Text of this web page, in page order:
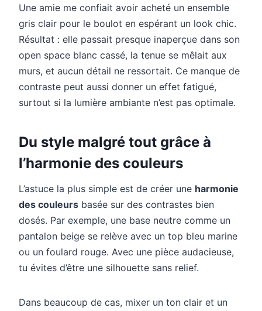
Une amie me confiait avoir acheté un ensemble
gris clair pour le boulot en espérant un look chic.
Résultat : elle passait presque inaperçue dans son
open space blanc cassé, la tenue se mêlait aux
murs, et aucun détail ne ressortait. Ce manque de
contraste peut aussi donner un effet fatigué,
surtout si la lumière ambiante n’est pas optimale.
Du style malgré tout grâce à
l’harmonie des couleurs
L’astuce la plus simple est de créer une harmonie
des couleurs basée sur des contrastes bien
dosés. Par exemple, une base neutre comme un
pantalon beige se relève avec un top bleu marine
ou un foulard rouge. Avec une pièce audacieuse,
tu évites d’être une silhouette sans relief.
Dans beaucoup de cas, mixer un ton clair et un